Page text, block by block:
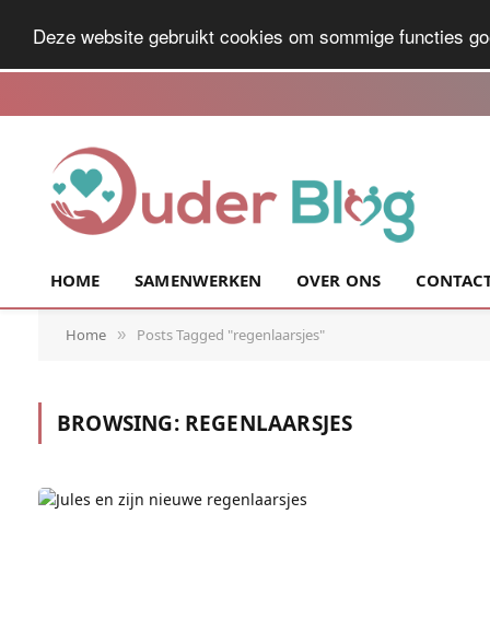
Deze website gebruikt cookies om sommige functies
HOME SAMENWERKEN OVER ONS
Home » Posts Tagged "regenlaarsjes"
BROWSING: REGENLAARSJES